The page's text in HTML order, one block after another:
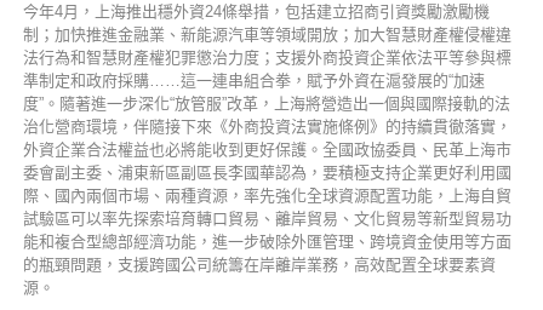
今年4月，上海推出穩外資24條舉措，包括建立招商引資獎勵激勵機
制；加快推進金融業、新能源汽車等領域開放；加大智慧財產權侵權違
法行為和智慧財產權犯罪懲治力度；支援外商投資企業依法平等參與標
準制定和政府採購……這一連串組合拳，賦予外資在滬發展的“加速
度”。隨著進一步深化“放管服”改革，上海將營造出一個與國際接軌的法
治化營商環境，伴隨接下來《外商投資法實施條例》的持續貫徹落實，
外資企業合法權益也必將能收到更好保護。全國政協委員、民革上海市
委會副主委、浦東新區副區長李國華認為，要積極支持企業更好利用國
際、國內兩個市場、兩種資源，率先強化全球資源配置功能，上海自貿
試驗區可以率先探索培育轉口貿易、離岸貿易、文化貿易等新型貿易功
能和複合型總部經濟功能，進一步破除外匯管理、跨境資金使用等方面
的瓶頸問題，支援跨國公司統籌在岸離岸業務，高效配置全球要素資
源。